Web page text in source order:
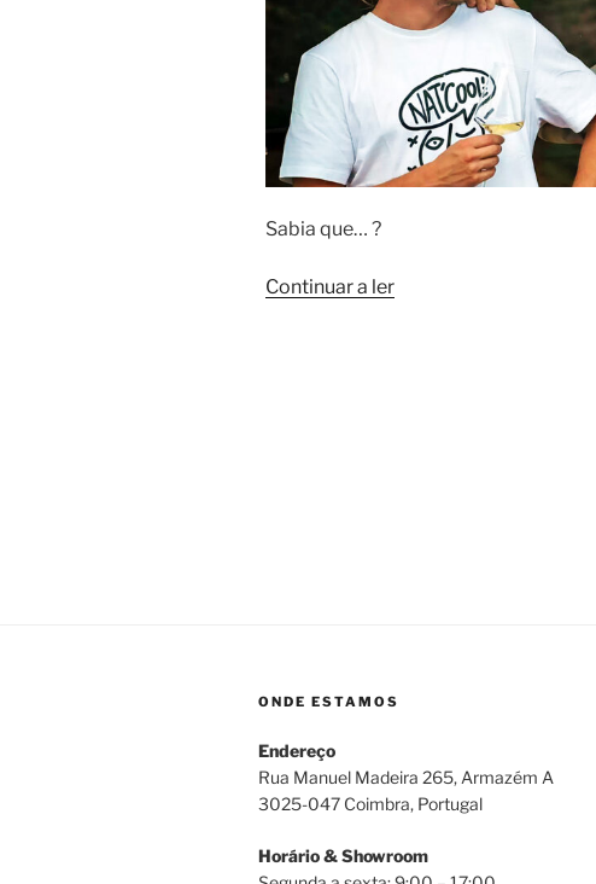
Sabia que… ?
Continuar a ler“Nat’Cool:
ONDE ESTAMOS
Endereço
Rua Manuel Madeira 265, Armazém A
3025-047 Coimbra, Portugal
Horário & Showroom